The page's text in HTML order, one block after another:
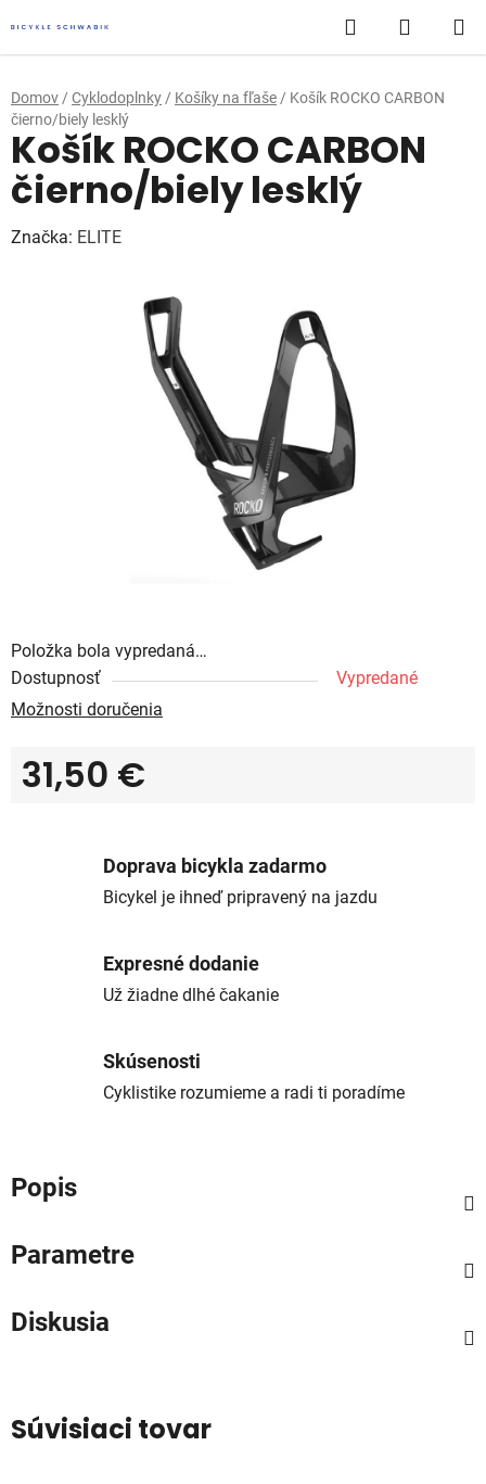
na
obsah
Hľadať
KOŠÍK
Domov / Cyklodoplnky / Košíky na fľaše / Košík ROCKO CARBON
čierno/biely lesklý
Položka bola vypredaná…
Dostupnosť
Vypredané
Možnosti doručenia
31,50 €
Košík ROCKO CARBON
čierno/biely lesklý
Značka: ELITE
Doprava bicykla zadarmo
Bicykel je ihneď pripravený na jazdu
Expresné dodanie
Už žiadne dlhé čakanie
Skúsenosti
Cyklistike rozumieme a radi ti poradíme
Popis
Parametre
Diskusia
Súvisiaci tovar